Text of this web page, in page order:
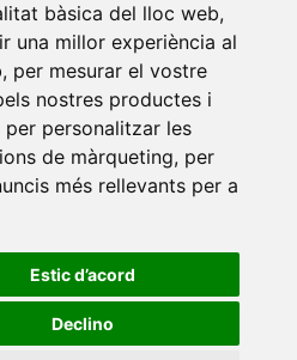
bàsica del lloc web,
una millor experiència al
, per mesurar el vostre
nostres productes i
per personalitzar les
de màrqueting, per
més rellevants per a
Estic d’acord
Declino
de Barcelona•Universitat
•Universitat de Girona •
Balears• Universitat
•Universitat Jaume I
Universitat Miguel Hernández
de Catalunya•Universitat
•Universitat Politècnica de
Politècnica de València
•Universitat de Sàsser
•Universitat de Vic -
de Catalunya